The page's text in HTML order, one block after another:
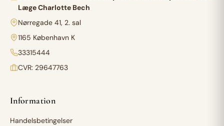
Læge Charlotte Bech
Nørregade 41, 2. sal
1165 København K
33315444
CVR: 29647763
Information
Handelsbetingelser